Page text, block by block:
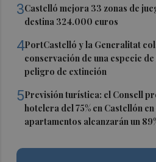
3Castelló mejora 33 zonas de
destina 324.000 euros
4PortCastelló y la Generalitat
conservación de una especie
peligro de extinción
5Previsión turística: el Consell
hotelera del 75% en Castellón
apartamentos alcanzarán un